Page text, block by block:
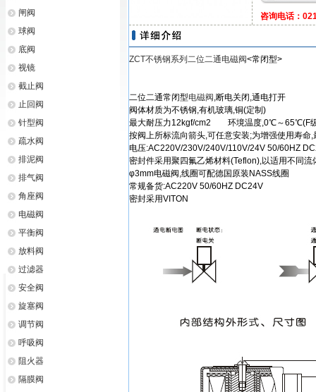
闸阀
球阀
底阀
视镜
截止阀
止回阀
针型阀
疏水阀
排泥阀
排气阀
角座阀
电磁阀
平衡阀
放料阀
过滤器
安全阀
旋塞阀
调节阀
呼吸阀
阻火器
隔膜阀
咨询电话：
ZCT不锈钢系列二位二通电磁阀<常闭型>
二位二通常闭型电磁阀 ,断电关闭,通电打开
阀体材质为不锈钢,有机玻璃,铜(定制)
最大耐压力12kgf/cm2 环境温度,0℃～65℃(F
按阀上所标流向箭头,可任意安装;为增强使用寿命
电压:AC220V/230V/240V/110V/24V 50/60HZ
密封件采用聚四氟乙烯材料(Teflon),以适用不同流
φ3mm电磁阀,线圈可配德国原装NASS线圈
常规备货:AC220V 50/60HZ DC24V
密封采用VITON